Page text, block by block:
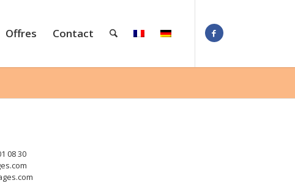
Offres Contact
08 30